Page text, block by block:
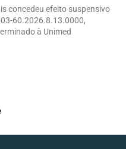
concedeu efeito suspensivo
60.2026.8.13.0000,
à Unimed